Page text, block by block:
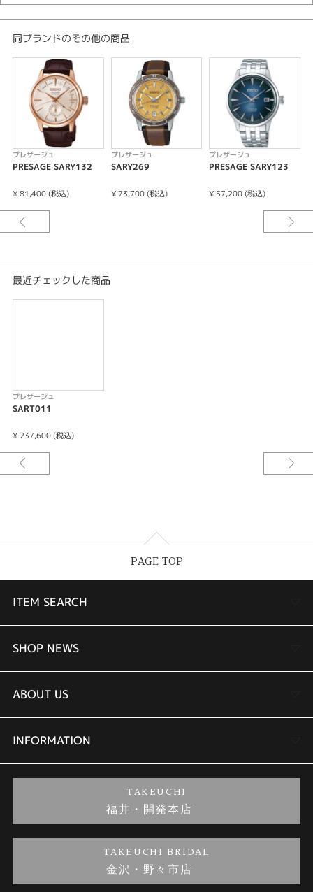
メンズウォッチ
10気圧防水
自動巻き（オートマティック）
手巻き
革ベルト
黒文字盤
性別
腕時計
PRESAGE
紹介文
コアショップ専用モデル
キャリバーNo/6R5H
メカニカル 自動巻（手巻つき）
同ブランドのその他の商品
プレザージュ
PRESAGE SARY132
¥ 81,400 (税込)
プレザージュ
SARY269
¥ 73,700 (税込)
プレザージュ
PRESAGE SARY123
¥ 57,200 (税込)
最近チェックした商品
プレザージュ
SART011
¥ 237,600 (税込)
PAGE TOP
ITEM SEARCH
婚約指輪
結婚指輪
セットリング
婚約ネックレス
金・プラチナのお取引
SHOP NEWS
TAKEUCHI BRIDAL金沢本店情報
商品一覧
ブランドリスト
金澤指輪工房｜手作りペアリング
金澤指輪工房｜手作り結婚指輪 and 婚約指輪
ABOUT US
会社概要
お客様の声
INFORMATION
プライバシーポリシー
TAKEUCHI
福井・開発本店
TAKEUCHI BRIDAL
金沢・野々市店